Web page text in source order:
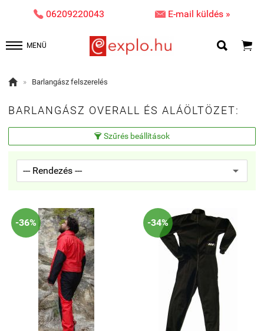
 06209220043  E-mail küldés »
MENÜ  
 » Barlangász felszerelés
BARLANGÁSZ OVERALL ÉS ALÁÖLTÖZET:
 Szűrés beállítások
-36% -34%